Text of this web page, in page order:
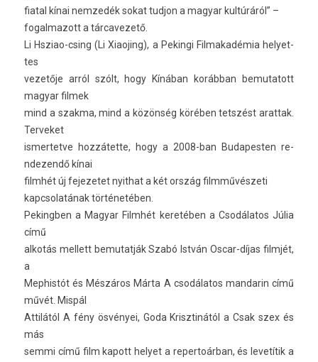
fiat­al kínai nem­zedék sokat tud­jon a magyar kultúráról” –
fogal­mazott a tár­cavezető.
Li Hsziao-csing (Li Xiaoj­ing), a Pekin­gi Fil­makadémia helyet­
tes
vezetője arról szólt, hogy Kínában korábban be­mutatott
magyar fil­mek
mind a szak­ma, mind a közönség körében tetszést arat­tak.
Ter­veket
is­mertet­ve hozzátette, hogy a 2008-ban Budapest­en re­
ndezendő kínai
filmhét új fejezetet nyit­hat a két ország filmművészeti
kapcsolatának történetében.
Pekingb­en a Magyar Filmhét keretében a Csodálatos Júlia
című
alkotás mel­lett be­mutat­ják Szabó István Oscar-díjas filmjét,
a
Mep­histót és Mészáros Márta A csodálatos man­darin című
művét. Mispál
Attilától A fény ösvényei, Goda Krisztinától a Csak szex és
más
semmi című film kapott helyet a re­per­toár­ban, és levetítik a